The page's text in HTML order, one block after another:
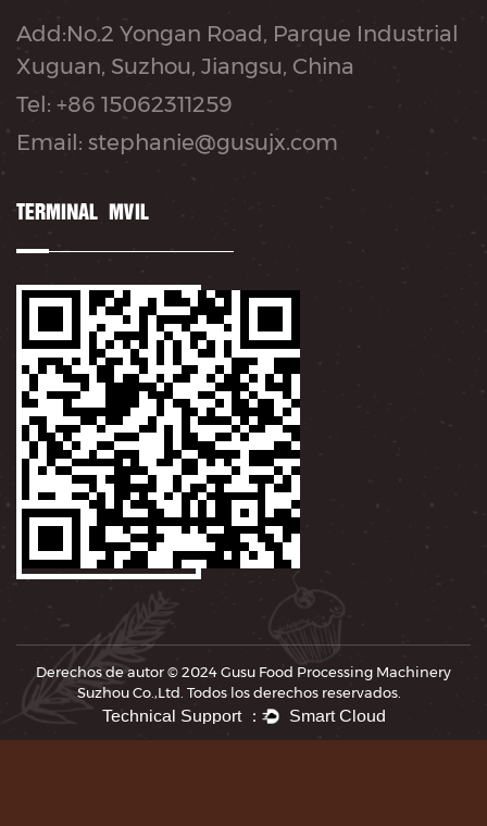
Add:No.2 Yongan Road, Parque Industrial
Xuguan, Suzhou, Jiangsu, China
Tel: +86 15062311259
Email: stephanie@gusujx.com
TERMINAL MÓVIL
Derechos de autor © 2024Gusu Food Processing Machinery
Suzhou Co.,Ltd. Todos los derechos reservados.